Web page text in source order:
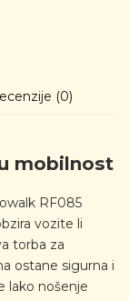
(0)
mobilnost
RF085
vozite li
torba za
ostane sigurna i
lako nošenje